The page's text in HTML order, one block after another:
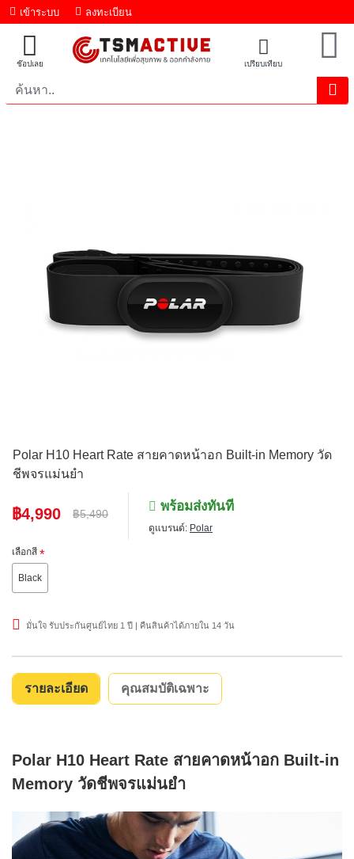
เข้าระบบ ลงทะเบียน
Polar H10 Heart Rate สายคาดหน้าอก Built-in Memory วัด
ชีพจรแม่นยำ
฿4,990 ฿5,490 พร้อมส่งทันที
ดูแบรนด์: Polar
เลือกสี
Black
มั่นใจ รับประกันศูนย์ไทย 1 ปี | คืนสินค้าได้ภายใน 14 วัน
รายละเอียด คุณสมบัติเฉพาะ
Polar H10 Heart Rate สายคาดหน้าอก Built-in
Memory วัดชีพจรแม่นยำ